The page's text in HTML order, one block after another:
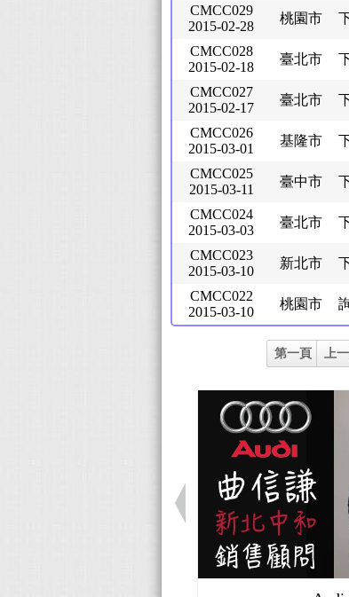
CMCC029
2015-02-28
桃園市
CMCC028
2015-02-18
臺北市
CMCC027
2015-02-17
臺北市
CMCC026
2015-03-01
基隆市
CMCC025
2015-03-11
臺中市
CMCC024
2015-03-03
臺北市
CMCC023
2015-03-10
新北市
CMCC022
2015-03-10
桃園市
第一頁 上